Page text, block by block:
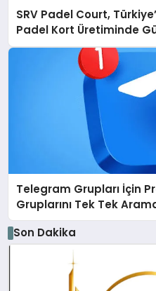
SRV Padel Court,
Padel Kort Üretiminde
Telegram Grupları İçin
Gruplarını Tek Tek
Son Dakika